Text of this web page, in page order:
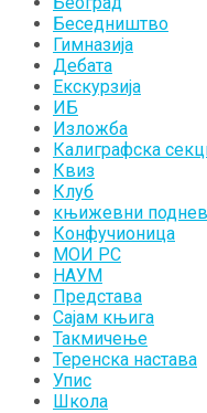
Беседништво
Гимназија
Дебата
Екскурзија
ИБ
Изложба
Калиграфска
Квиз
Клуб
књижевни
Конфучионица
МОИ РС
НАУМ
Представа
Сајам књига
Такмичење
Теренска настава
Упис
Школа